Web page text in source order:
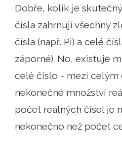
Dobře, kolik je
čísla zahrnují všechny
čísla (např. Pi) a celé
záporné). No, existuje
celé číslo - mezi celým
nekonečné množství
počet reálných čísel je
nekonečno než počet